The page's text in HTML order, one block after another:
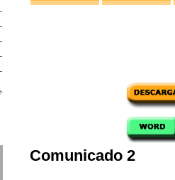
Comunicado 2